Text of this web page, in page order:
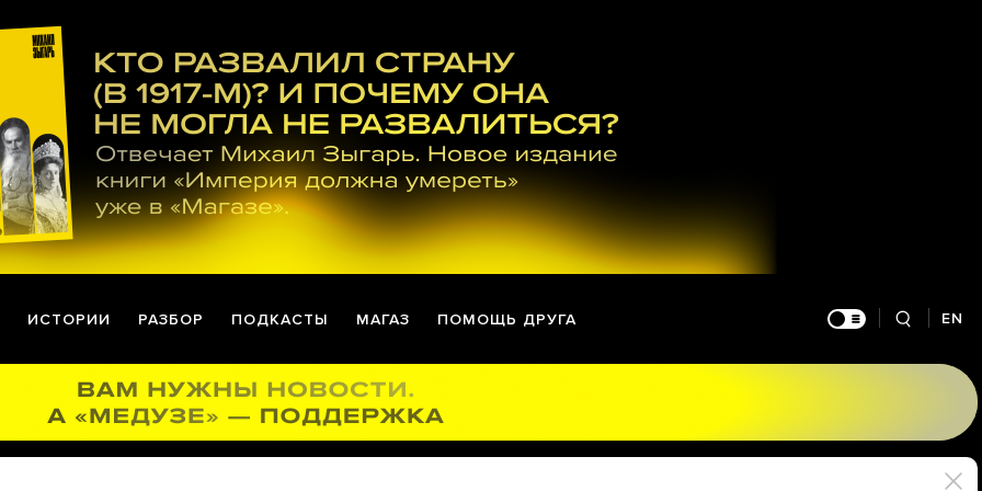
ИСТОРИИ РАЗБОР ПОДКАСТЫ МАГАЗ ПОМОЩЬ ДРУГА EN